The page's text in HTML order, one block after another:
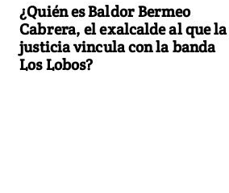
¿Quién es Baldor Bermeo
Cabrera, el exalcalde al que la
justicia vincula con la banda
Los Lobos?